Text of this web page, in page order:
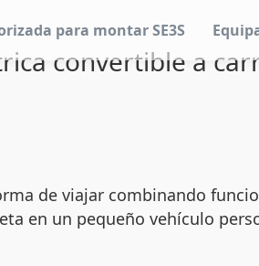
para montar SE3S
convertible a
de viajar combinando
en un pequeño vehículo